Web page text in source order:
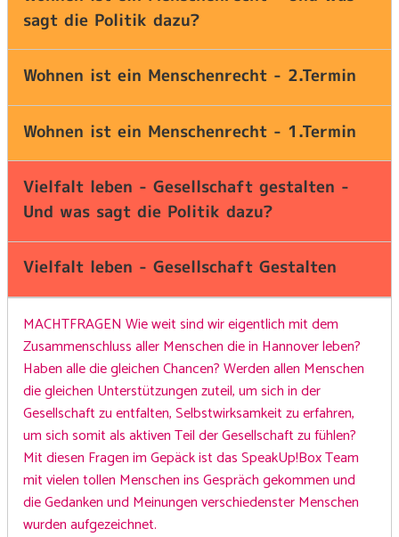
sagt die Politik dazu?
Wohnen ist ein Menschenrecht - 2.Termin
Wohnen ist ein Menschenrecht - 1.Termin
Vielfalt leben - Gesellschaft gestalten -
Und was sagt die Politik dazu?
Vielfalt leben - Gesellschaft Gestalten
MACHTFRAGEN Wie weit sind wir eigentlich mit dem
Zusammenschluss aller Menschen die in Hannover leben?
Haben alle die gleichen Chancen? Werden allen Menschen
die gleichen Unterstützungen zuteil, um sich in der
Gesellschaft zu entfalten, Selbstwirksamkeit zu erfahren,
um sich somit als aktiven Teil der Gesellschaft zu fühlen?
Mit diesen Fragen im Gepäck ist das SpeakUp!Box Team
mit vielen tollen Menschen ins Gespräch gekommen und
die Gedanken und Meinungen verschiedenster Menschen
wurden aufgezeichnet.